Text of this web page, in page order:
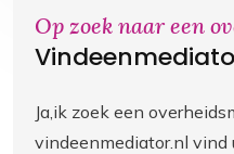
Op zoek naar een
Ja,ik zoek een
vindeenmediator.nl vind